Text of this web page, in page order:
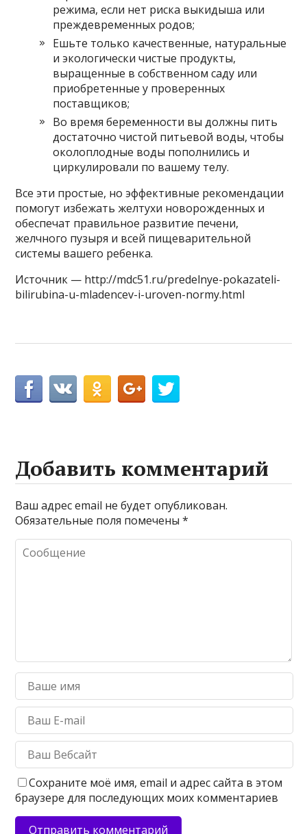
режима, если нет риска выкидыша или
преждевременных родов;
Ешьте только качественные, натуральные
и экологически чистые продукты,
выращенные в собственном саду или
приобретенные у проверенных
поставщиков;
Во время беременности вы должны пить
достаточно чистой питьевой воды, чтобы
околоплодные воды пополнились и
циркулировали по вашему телу.
Все эти простые, но эффективные рекомендации
помогут избежать желтухи новорожденных и
обеспечат правильное развитие печени,
желчного пузыря и всей пищеварительной
системы вашего ребенка.
Источник — http://mdc51.ru/predelnye-pokazateli-
bilirubina-u-mladencev-i-uroven-normy.html
Добавить комментарий
Ваш адрес email не будет опубликован.
Обязательные поля помечены*
Сохраните моё имя, email и адрес сайта в этом
браузере для последующих моих комментариев